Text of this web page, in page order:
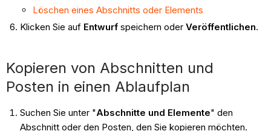
Löschen eines Abschnitts oder Elements
Klicken Sie auf Entwurfspeichern oder Veröffentlichen.
Kopieren von Abschnitten und
Posten in einen Ablaufplan
Suchen Sie unter "Abschnitte und Elemente" den
Abschnitt oder den Posten, den Sie kopieren möchten.